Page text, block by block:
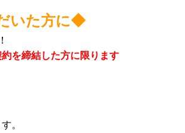
いた方に◆
を締結した方に限ります
。